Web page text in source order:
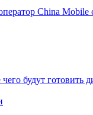
China
будут готовить